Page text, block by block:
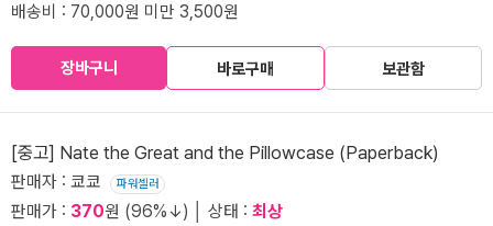
배송비 : 70,000원 미만 3,500원
장바구니 바로구매 보관함
[중고] Nate the Great and the Pillowcase (Paperback)
판매자 : 쿄쿄 파워셀러
판매가 : 370원 (96%↓) │ 상태 : 최상